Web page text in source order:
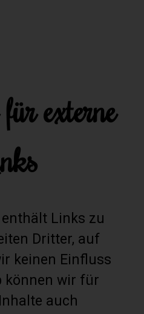
externe
Links zu
Dritter, auf
keinen Einfluss
können wir für
auch